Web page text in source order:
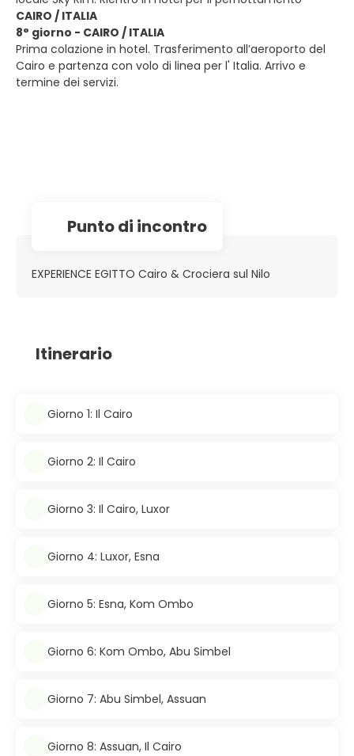
CAIRO / ITALIA
8° giorno - CAIRO / ITALIA
Prima colazione in hotel. Trasferimento all’aeroporto del
Cairo e partenza con volo di linea per l' Italia. Arrivo e
termine dei servizi.
Punto di incontro
EXPERIENCE EGITTO Cairo & Crociera sul Nilo
Itinerario
Giorno 1: Il Cairo
Giorno 2: Il Cairo
Giorno 3: Il Cairo, Luxor
Giorno 4: Luxor, Esna
Giorno 5: Esna, Kom Ombo
Giorno 6: Kom Ombo, Abu Simbel
Giorno 7: Abu Simbel, Assuan
Giorno 8: Assuan, Il Cairo